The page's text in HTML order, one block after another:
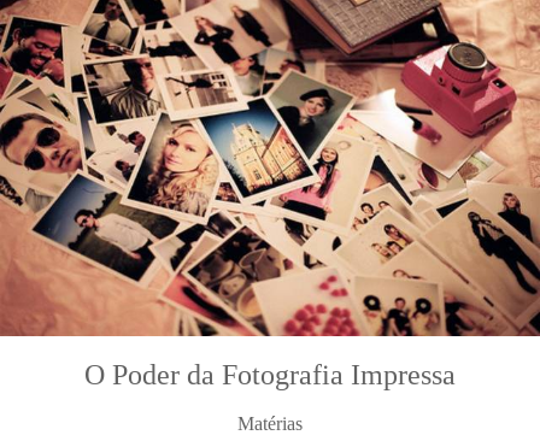
O Poder da Fotografia Impressa
Matérias